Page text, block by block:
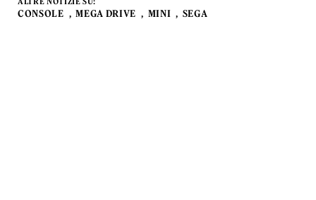
CONSOLE MEGA DRIVE MINI SEGA